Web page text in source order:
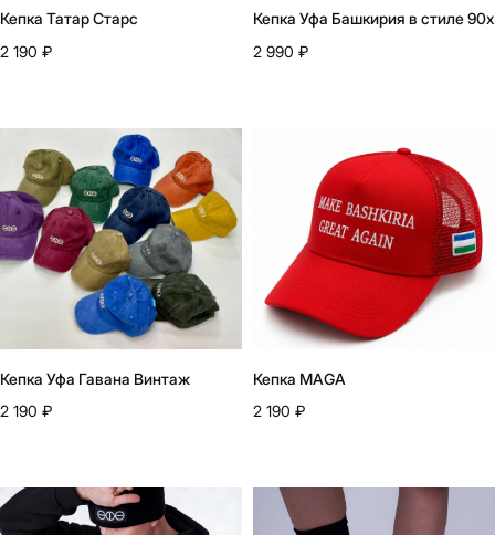
Кепка Татар Старс
2 190 ₽
Кепка Уфа Башкирия в стиле 90х
2 990 ₽
Кепка Уфа Гавана Винтаж
2 190 ₽
Кепка MAGA
2 190 ₽